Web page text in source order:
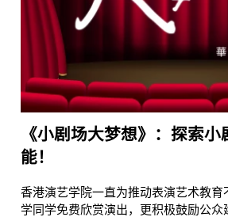
《小剧场大梦想》：探索小
能！
香港演艺学院一直为推动表演艺术教育
学同学免费欣赏演出，更积极鼓励公众